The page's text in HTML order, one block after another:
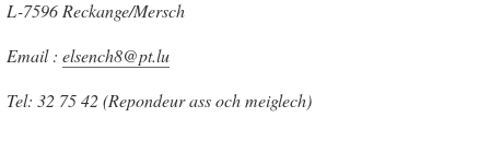
L-7596 Reckange/Mersch
Email : elsench8@pt.lu
Tel: 32 75 42 (Repondeur ass och meiglech)